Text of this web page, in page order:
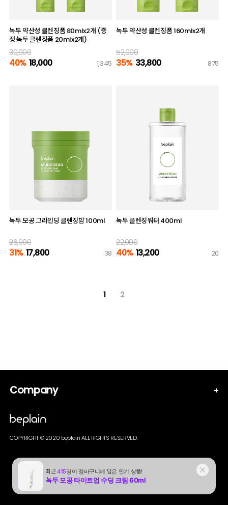
녹두 약산성 클렌징폼 80mlx2개 (증
정:녹두 클렌징폼 20mlx2개)
30,000
40% 18,000 1,345
녹두 약산성 클렌징폼 160mlx2개
52,000
35% 33,800 875
녹두 모공 그라인딩 클렌징밤 100ml
26,000
31% 17,800 38
녹두 클렌징워터 400ml
22,000
40% 13,200 20
1 2
Company
COPYRIGHT © 2020 beplain ALL RIGHTS RESERVED.